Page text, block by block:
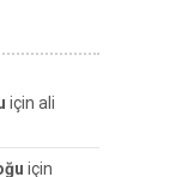
için ali
için